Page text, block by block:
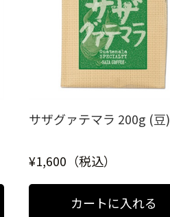
サザグァテマラ 200g (豆)
¥1,600（税込）